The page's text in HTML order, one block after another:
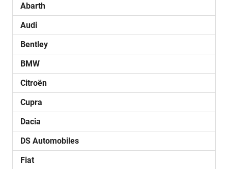
Abarth
Audi
Bentley
BMW
Citroën
Cupra
Dacia
DS Automobiles
Fiat